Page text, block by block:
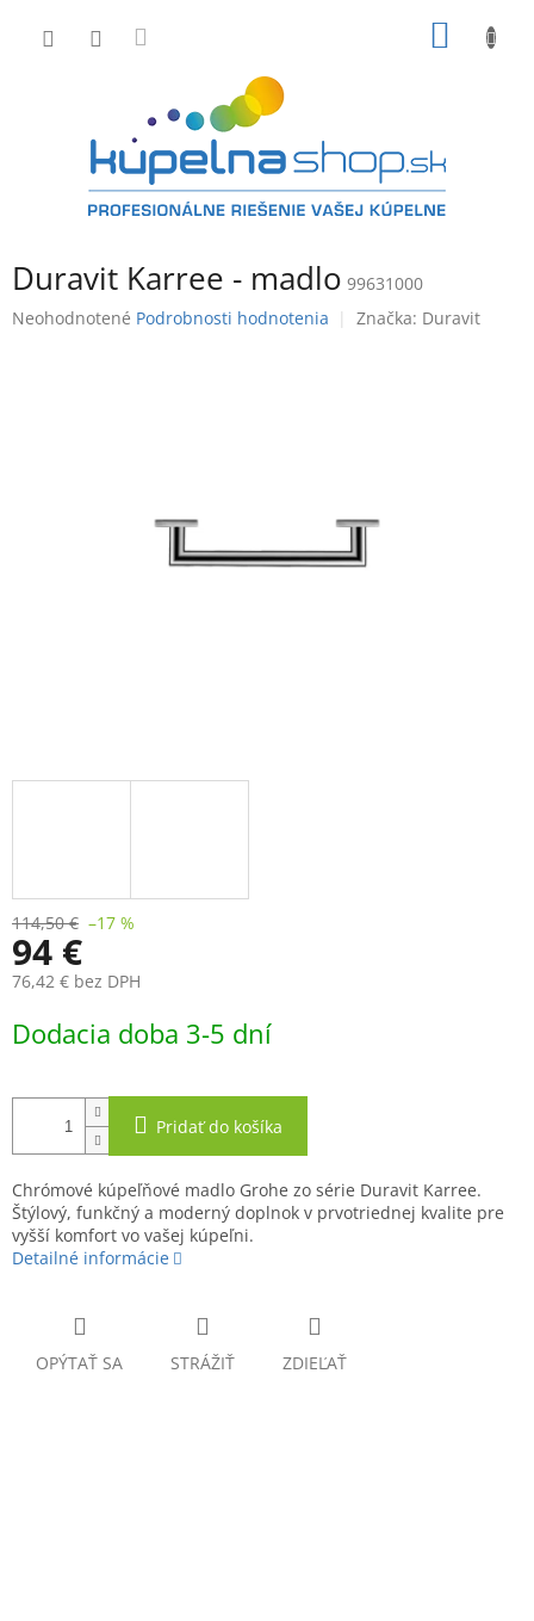
Duravit Karree - madlo 99631000
Priemerné
Neohodnotené Podrobnosti hodnotenia Značka: Duravit
114,50 € –17 %
94 €
76,42 € bez DPH
cena:
Dodacia doba 3-5 dní
Pridať do košíka
Chrómové kúpeľňové madlo Grohe zo série Duravit Karree.
Štýlový, funkčný a moderný doplnok v prvotriednej kvalite pre
vyšší komfort vo vašej kúpeľni.
Detailné informácie
OPÝTAŤ SA STRÁŽIŤ ZDIEĽAŤ